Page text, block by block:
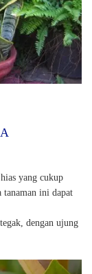
yang cukup
tanaman ini dapat
dengan ujung